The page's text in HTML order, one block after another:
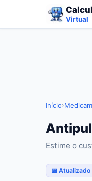
Virtual
Início›
Estime o
📅